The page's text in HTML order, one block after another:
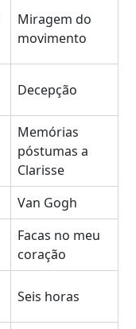
Miragem do
movimento
Decepção
Memórias
póstumas a
Clarisse
Van Gogh
Facas no meu
coração
Seis horas